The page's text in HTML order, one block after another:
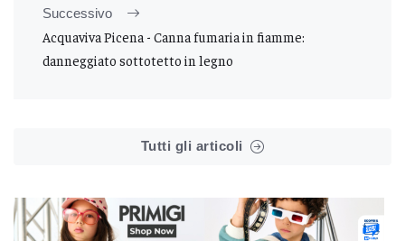
Successivo
Acquaviva Picena - Canna fumaria in fiamme:
danneggiato sottotetto in legno
Tutti gli articoli